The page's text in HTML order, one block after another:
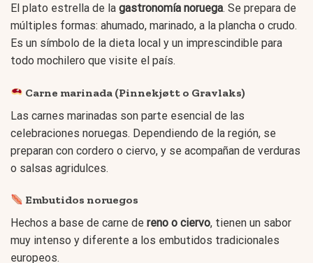
El plato estrella de la gastronomía noruega. Se prepara de
múltiples formas: ahumado, marinado, a la plancha o crudo.
Es un símbolo de la dieta local y un imprescindible para
todo mochilero que visite el país.
Carne marinada (Pinnekjøtt o Gravlaks)
Las carnes marinadas son parte esencial de las
celebraciones noruegas. Dependiendo de la región, se
preparan con cordero o ciervo, y se acompañan de verduras
o salsas agridulces.
Embutidos noruegos
Hechos a base de carne de reno o ciervo, tienen un sabor
muy intenso y diferente a los embutidos tradicionales
europeos.